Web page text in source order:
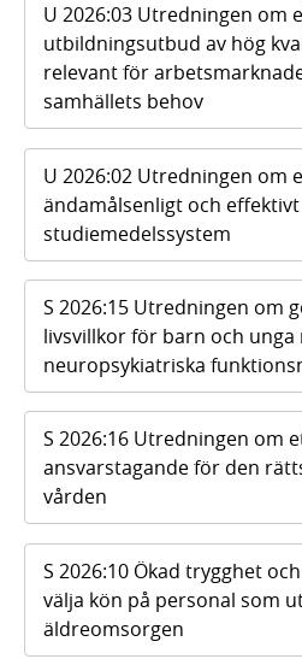
U 2026:03 Utredningen om
utbildningsutbud av hög
relevant för
samhällets behov
U 2026:02 Utredningen om
ändamålsenligt och effektivt
studiemedelssystem
S 2026:15 Utredningen om
livsvillkor för barn och unga
neuropsykiatriska
S 2026:16 Utredningen om
ansvarstagande för den
vården
S 2026:10 Ökad trygghet
välja kön på personal som
äldreomsorgen